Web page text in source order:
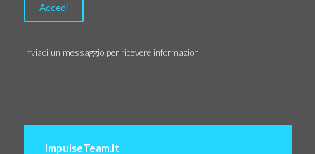
Inviaci un messaggio per ricevere informazioni
ImpulseTeam.it